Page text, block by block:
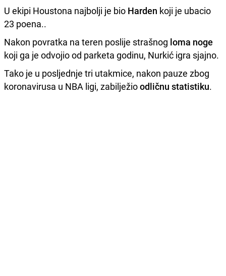
U ekipi Houstona najbolji je bio Harden koji je ubacio
23 poena..
Nakon povratka na teren poslije strašnog loma noge
koji ga je odvojio od parketa godinu, Nurkić igra sjajno.
Tako je u posljednje tri utakmice, nakon pauze zbog
koronavirusa u NBA ligi, zabilježioodličnu statistiku.